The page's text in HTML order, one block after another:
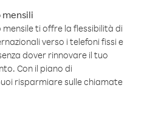
ti offre la flessibilità di
verso i telefoni fissi e
dover rinnovare il tuo
Con il piano di
risparmiare sulle chiamate